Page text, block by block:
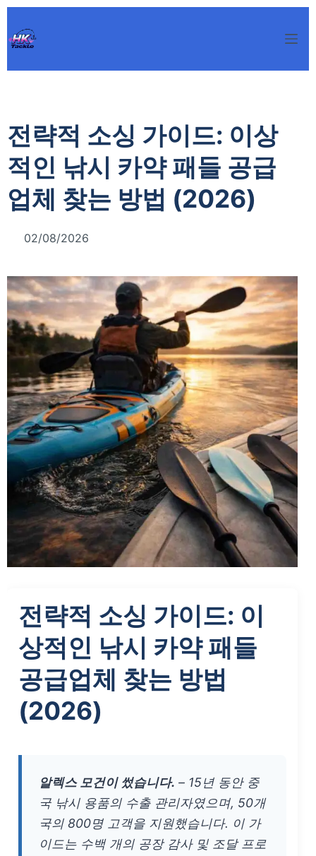
문
로
뛰
기
전략적 소싱 가이드: 이상
적인 낚시 카약 패들 공급
업체 찾는 방법 (2026)
02/08/2026
전략적 소싱 가이드: 이
상적인 낚시 카약 패들
공급업체 찾는 방법
(2026)
알렉스 모건이 썼습니다. – 15년 동안 중
국 낚시 용품의 수출 관리자였으며, 50개
국의 800명 고객을 지원했습니다. 이 가
이드는 수백 개의 공장 감사 및 조달 프로